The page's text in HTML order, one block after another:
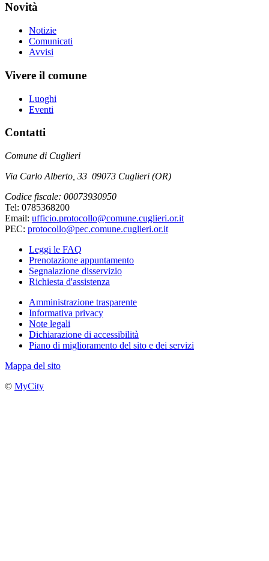
Novità
Notizie
Comunicati
Avvisi
Vivere il comune
Luoghi
Eventi
Contatti
Comune di Cuglieri
Via Carlo Alberto, 33 09073 Cuglieri (OR)
Codice fiscale: 00073930950
Tel: 0785368200
Email: ufficio.protocollo@comune.cuglieri.or.it
PEC: protocollo@pec.comune.cuglieri.or.it
Leggi le FAQ
Prenotazione appuntamento
Segnalazione disservizio
Richiesta d'assistenza
Amministrazione trasparente
Informativa privacy
Note legali
Dichiarazione di accessibilità
Piano di miglioramento del sito e dei servizi
Mappa del sito
© MyCity